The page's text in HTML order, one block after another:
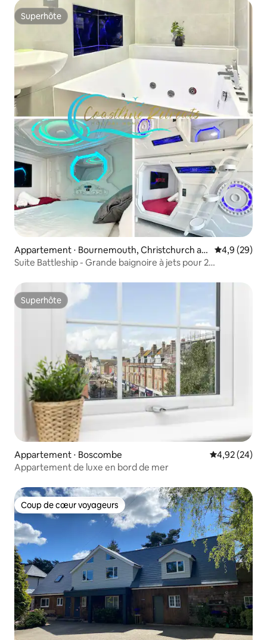
Superhôte
Superhôte
Appartement ⋅ Bournemouth, Christchurch an
d Poole
Évaluation
4,9 (29)
Suite Battleship - Grande baignoire à jets pour 2
Superhôte
Superhôte
Appartement ⋅ Boscombe Évaluation
4,92 (24)
Appartement de luxe en bord de mer
Coup de cœur voyageurs
Coup de cœur voyageurs